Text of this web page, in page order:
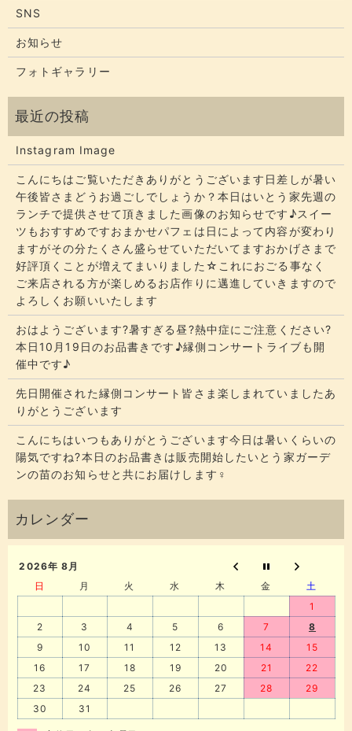
SNS
お知らせ
フォトギャラリー
Instagram Image
こんにちはご覧いただきありがとうございます​​​日差しが暑い
午後皆さまどうお過ごしでしょうか？​​​本日はいとう家先週の
ランチで提供させて頂きました画像のお知らせです♪スイー
ツもおすすめですおまかせパフェは日によって内容が変わり
ますがその分たくさん盛らせていただいてます​​​おかげさまで
好評頂くことが増えてまいりました☆​​これにおごる事なく
ご来店される方が楽しめるお店作りに邁進していきますので
よろしくお願いいたします
おはようございます?暑すぎる昼?熱中症にご注意ください?
本日10月19日のお品書きです♪縁側コンサートライブも開
催中です♪
先日開催された縁側コンサート皆さま楽しまれていましたあ
りがとうございます
こんにちはいつもありがとうございます今日は暑いくらいの
陽気ですね?本日のお品書きは販売開始したいとう家ガーデ
ンの苗のお知らせと共にお届けします‍♀️
2026年 8月
日
月 火 水 木 金
土
1
2
3 4 5 6 7
8
9
10 11 12 13 14
15
16
17 18 19 20 21
22
23
24 25 26 27 28
29
30
31